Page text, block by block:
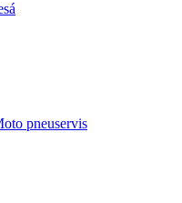
pneuservis